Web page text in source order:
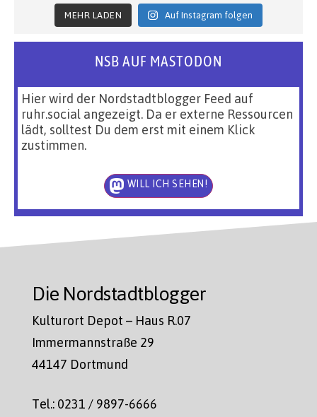
MEHR LADEN Auf Instagram folgen
NSB AUF MASTODON
Hier wird der Nordstadtblogger Feed auf
ruhr.social angezeigt. Da er externe Ressourcen
lädt, solltest Du dem erst mit einem Klick
zustimmen.
WILL ICH SEHEN!
Die Nordstadtblogger
Kulturort Depot – Haus R.07
Immermannstraße 29
44147 Dortmund
Tel.: 0231 / 9897-6666